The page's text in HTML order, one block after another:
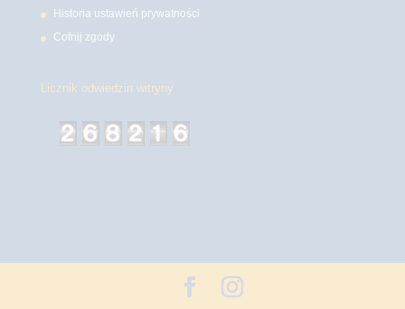
Historia ustawień prywatności
Cofnij zgody
Licznik odwiedzin witryny